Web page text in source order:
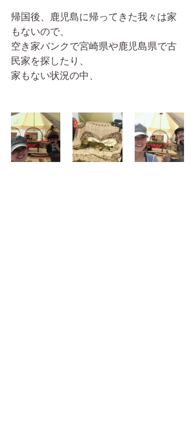
帰国後、鹿児島に帰ってきた我々は家
もないので、
空き家バンクで宮崎県や鹿児島県で古
民家を探したり、
家もない状況の中、